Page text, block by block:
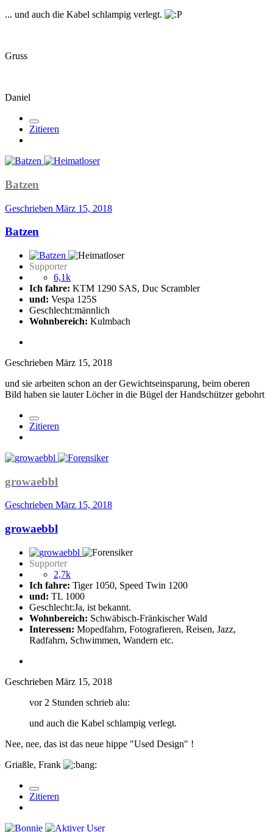
... und auch die Kabel schlampig verlegt.
Gruss
Daniel
Zitieren
Batzen
Geschrieben März 15, 2018
Batzen
Supporter
6,1k
Ich fahre: KTM 1290 SAS, Duc Scrambler
und: Vespa 125S
Geschlecht:männlich
Wohnbereich: Kulmbach
Geschrieben März 15, 2018
und sie arbeiten schon an der Gewichtseinsparung, beim oberen
Bild haben sie lauter Löcher in die Bügel der Handschützer gebohrt
Zitieren
growaebbl
Geschrieben März 15, 2018
growaebbl
Supporter
2,7k
Ich fahre: Tiger 1050, Speed Twin 1200
und: TL 1000
Geschlecht:Ja, ist bekannt.
Wohnbereich: Schwäbisch-Fränkischer Wald
Interessen: Mopedfahrn, Fotografieren, Reisen, Jazz,
Radfahrn, Schwimmen, Wandern etc.
Geschrieben März 15, 2018
vor 2 Stunden schrieb alu:
und auch die Kabel schlampig verlegt.
Nee, nee, das ist das neue hippe "Used Design" !
Griaßle, Frank
Zitieren